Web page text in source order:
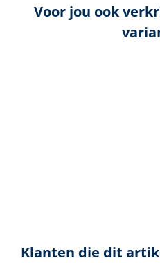
Voor jou ook
Klanten die dit